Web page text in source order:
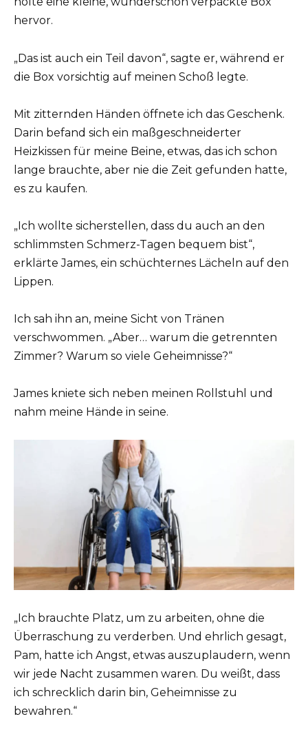
hervor.
„Das ist auch ein Teil davon“, sagte er, während er
die Box vorsichtig auf meinen Schoß legte.
Mit zitternden Händen öffnete ich das Geschenk.
Darin befand sich ein maßgeschneiderter
Heizkissen für meine Beine, etwas, das ich schon
lange brauchte, aber nie die Zeit gefunden hatte,
es zu kaufen.
„Ich wollte sicherstellen, dass du auch an den
schlimmsten Schmerz-Tagen bequem bist“,
erklärte James, ein schüchternes Lächeln auf den
Lippen.
Ich sah ihn an, meine Sicht von Tränen
verschwommen. „Aber… warum die getrennten
Zimmer? Warum so viele Geheimnisse?“
James kniete sich neben meinen Rollstuhl und
nahm meine Hände in seine.
„Ich brauchte Platz, um zu arbeiten, ohne die
Überraschung zu verderben. Und ehrlich gesagt,
Pam, hatte ich Angst, etwas auszuplaudern, wenn
wir jede Nacht zusammen waren. Du weißt, dass
ich schrecklich darin bin, Geheimnisse zu
bewahren.“